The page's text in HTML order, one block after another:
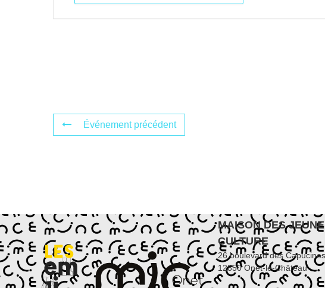
Événement précédent
MAISON DES
CULTURE
26 boulevard des Capucines
12850 Onet-le-Château